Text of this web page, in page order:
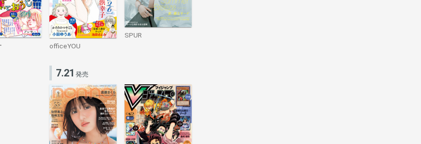
officeYOU
SPUR
7.21 発売